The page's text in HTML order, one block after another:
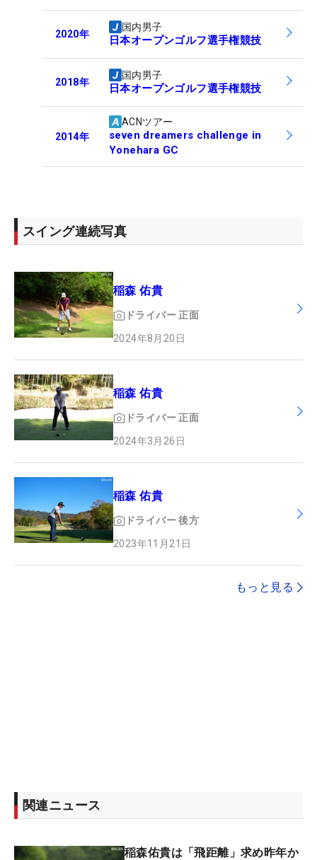
2020年
国内男子
日本オープンゴルフ選手権競技
2018年
国内男子
日本オープンゴルフ選手権競技
2014年
ACNツアー
seven dreamers challenge in
Yonehara GC
スイング連続写真
稲森 佑貴
ドライバー 正面
2024年8月20日
稲森 佑貴
ドライバー 正面
2024年3月26日
稲森 佑貴
ドライバー 後方
2023年11月21日
もっと見る
関連ニュース
稲森佑貴は「飛距離」求め昨年か